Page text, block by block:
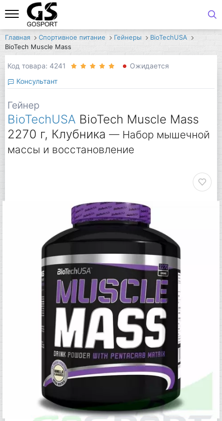
Главная Спортивное питание Гейнеры
BioTechUSA
BioTech Muscle Mass
Код товара: 4241
Ожидается
Консультант
Гейнер
BioTechUSA BioTech Muscle Mass
2270 г, Клубника — Набор мышечной
массы и восстановление